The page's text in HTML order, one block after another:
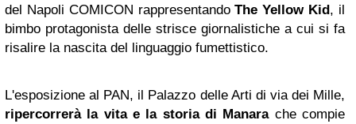
del Napoli COMICON rappresentandoThe Yellow Kid , il
bimbo protagonista delle strisce giornalistiche a cui si fa
risalire la nascita del linguaggio fumettistico.
L'esposizione al PAN, il Palazzo delle Arti di via dei Mille,
ripercorrerà la vita e la storia di Manara che compie